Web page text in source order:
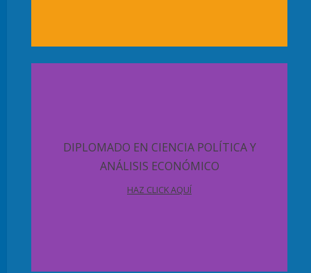
DIPLOMADO EN CIENCIA POLÍTICA Y
ANÁLISIS ECONÓMICO
HAZ CLICK AQUÍ